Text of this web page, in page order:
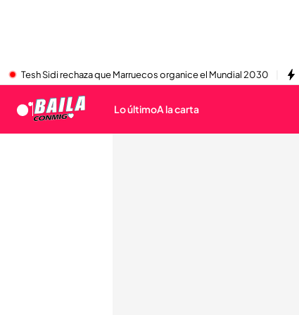
Tesh Sidi rechaza que Marruecos organice el Mundial 2030
Lo últimoA la carta